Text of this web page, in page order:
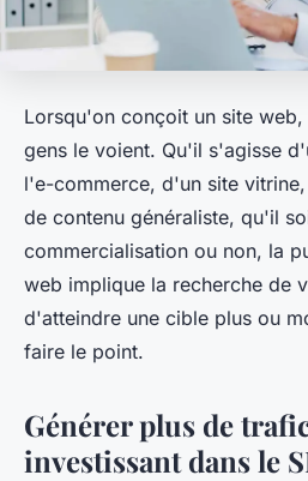
Lorsqu'on conçoit un site
gens le voient. Qu'il s'agisse
l'e-commerce, d'un site
de contenu généraliste, qu'il
commercialisation ou non, la
web implique la recherche de
d'atteindre une cible plus ou
faire le point.
Générer plus de
investissant dans le